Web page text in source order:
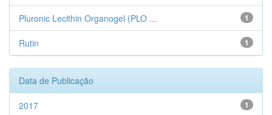
1
Pluronic Lecithin Organogel (PLO ...
1
Rutin
Data de Publicação
1
2017